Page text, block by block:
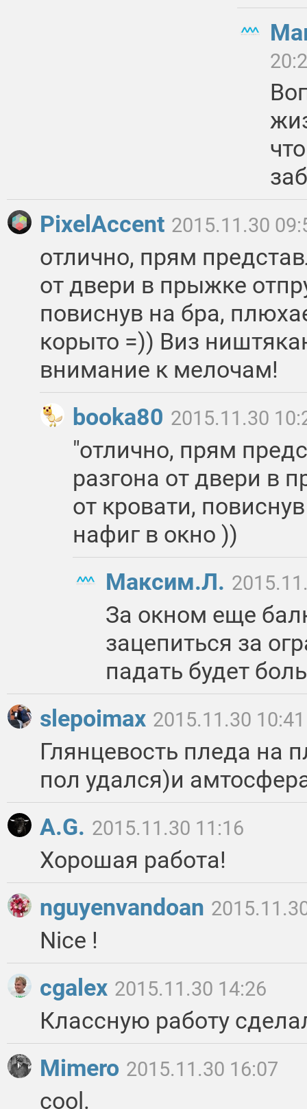
PixelAccent 2015.11.30
отлично, прям
от двери в прыжке
повиснув на бра,
корыто =)) Виз
внимание к мелочам!
booka80 2015.11.30
"отлично, прям
разгона от двери в
от кровати,
нафиг в окно ))
Максим.Л.
За окном еще
зацепиться за
падать будет
slepoimax 2015.11.30 10:41
Глянцевость пледа на
пол удался)и
A.G. 2015.11.30 11:16
Хорошая работа!
nguyenvandoan
Nice !
cgalex 2015.11.30 14:26
Классную работу
Mimero 2015.11.30 16:07
cool.